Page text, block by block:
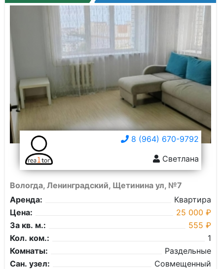
8 (964) 670-9792
Светлана
Вологда, Ленинградский, Щетинина ул, №7
Аренда:
Квартира
Цена:
25 000 ₽
За кв. м.:
555 ₽
Кол. ком.:
1
Комнаты:
Раздельные
Сан. узел:
Совмещенный